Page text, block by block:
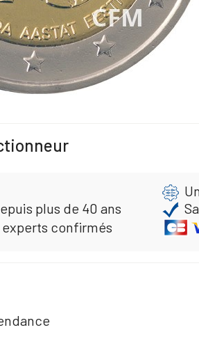
plus de 40 ans
confirmés